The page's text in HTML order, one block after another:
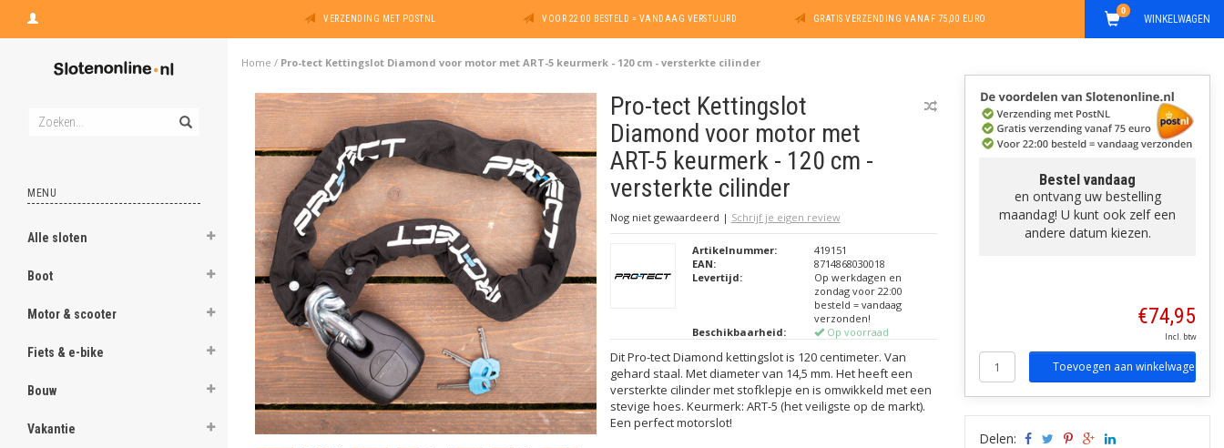
VERZENDING MET POSTNL VOOR 22:00 BESTELD = VANDAAG VERSTUURD GRATIS VERZENDING VANAF 75,00 EURO WINKELWAGEN
0
MENU
Alle sloten
Boot
Motor & scooter
Fiets & e-bike
Bouw
Vakantie
Home / Pro-tect Kettingslot Diamond voor motor met ART-5 keurmerk - 120 cm - versterkte cilinder
Pro-tect Kettingslot
Diamond voor motor met
ART-5 keurmerk - 120 cm -
versterkte cilinder
Nog niet gewaardeerd | Schrijf je eigen review
Artikelnummer:
419151
EAN:
8714868030018
Levertijd:
Op werkdagen en
zondag voor 22:00
besteld = vandaag
verzonden!
Beschikbaarheid:
Op voorraad
Dit Pro-tect Diamond kettingslot is 120 centimeter. Van
gehard staal. Met diameter van 14,5 mm. Het heeft een
versterkte cilinder met stofklepje en is omwikkeld met een
stevige hoes. Keurmerk: ART-5 (het veiligste op de markt).
Een perfect motorslot!
Bestel vandaag
en ontvang uw bestelling
maandag! U kunt ook zelf een
andere datum kiezen.
€74,95
Incl. btw
Toevoegen aan winkelwagen
Delen: